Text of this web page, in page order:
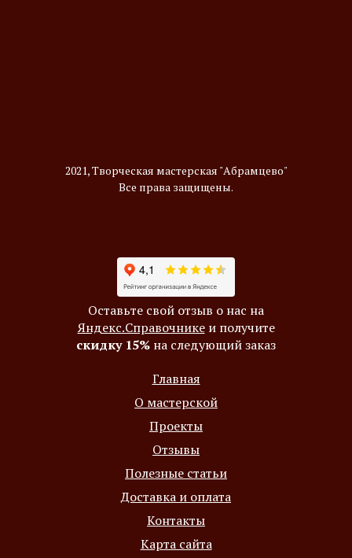
2021, Творческая мастерская "Абрамцево"
Все права защищены.
Оставьте свой отзыв о нас на
Яндекс.Справочникеи получите
скидку 15% на следующий заказ
Главная
О мастерской
Проекты
Отзывы
Полезные статьи
Доставка и оплата
Контакты
Карта сайта